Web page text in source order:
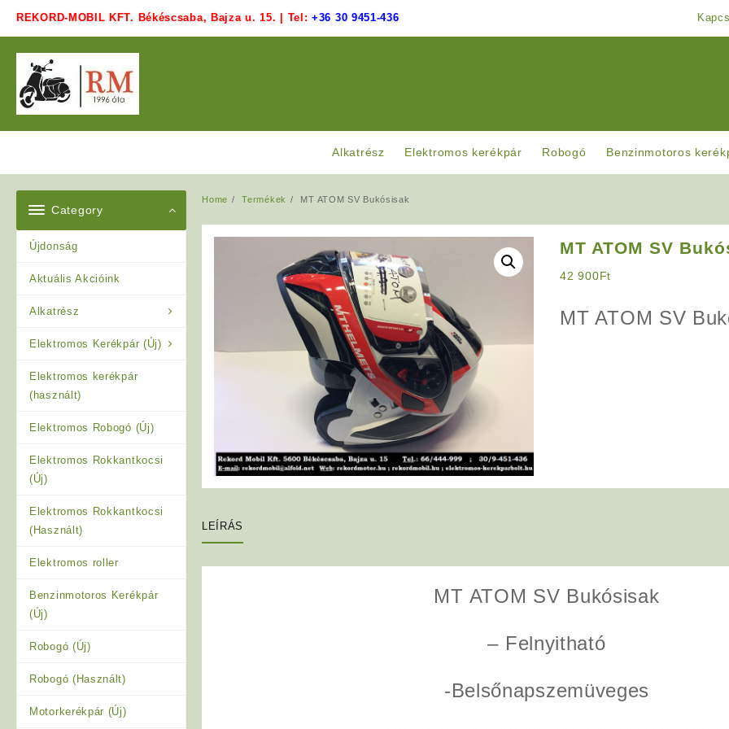
REKORD-MOBIL KFT. Békéscsaba, Bajza u. 15. | Tel:+36 30 9451-436
Alkatrész Elektromos kerékpár Robogó Benzinmotoros
Category
Újdonság
Aktuális Akcióink
Alkatrész
Elektromos Kerékpár (Új)
Elektromos kerékpár
(használt)
Elektromos Robogó (Új)
Elektromos Rokkantkocsi
(Új)
Elektromos Rokkantkocsi
(Használt)
Elektromos roller
Benzinmotoros Kerékpár
(Új)
Robogó (Új)
Robogó (Használt)
Motorkerékpár (Új)
Home Termékek MT ATOM SV Bukósisak
MT ATOM SV
42 900Ft
MT ATOM SV
LEÍRÁS
MT ATOM SV Bukósisak
– Felnyitható
-Belsőnapszemüveges